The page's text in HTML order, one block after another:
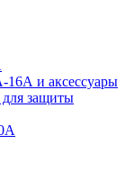
и аксессуары
защиты